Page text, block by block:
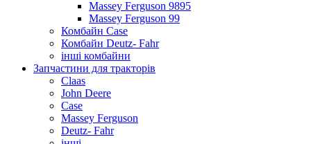
Massey Ferguson 9895
Massey Ferguson 99
Комбайн Case
Комбайн Deutz- Fahr
інші комбайни
Запчастини для тракторів
Claas
John Deere
Case
Massey Ferguson
Deutz- Fahr